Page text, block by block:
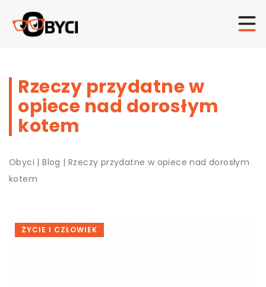
Rzeczy przydatne w
opiece nad dorosłym
kotem
Obyci |Blog |Rzeczy przydatne w opiece nad dorosłym
kotem
ŻYCIE I CZŁOWIEK